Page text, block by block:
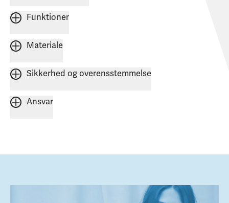
Funktioner
Materiale
Sikkerhed og overensstemmelse
Ansvar